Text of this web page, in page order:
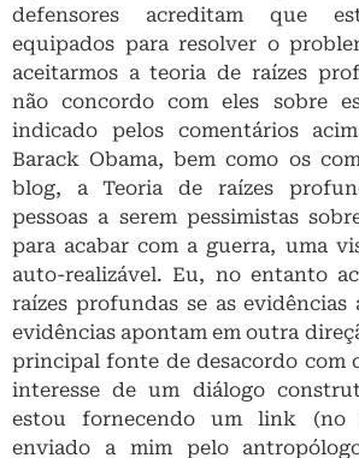
defensores acreditam que
equipados para resolver o
aceitarmos a teoria de raízes
não concordo com eles sobre
indicado pelos comentários
Barack Obama, bem como os
blog, a Teoria de raízes
pessoas a serem pessimistas
para acabar com a guerra, uma
auto-realizável. Eu, no entanto
raízes profundas se as evidências
evidências apontam em outra
principal fonte de desacordo com
interesse de um diálogo
estou fornecendo um link
enviado a mim pelo